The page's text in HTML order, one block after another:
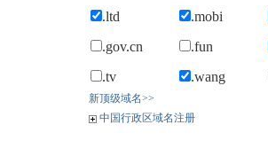
.ltd
.mobi
.gov.cn
.fun
.tv
.wang
新顶级域名>>
中国行政区域名注册